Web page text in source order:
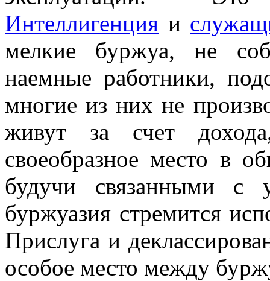
Интеллигенция и
мелкие буржуа, не
наемные работники,
многие из них не
живут за счет
своеобразное место в
будучи связанными с
буржуазия стремится
Прислуга и
особое место между